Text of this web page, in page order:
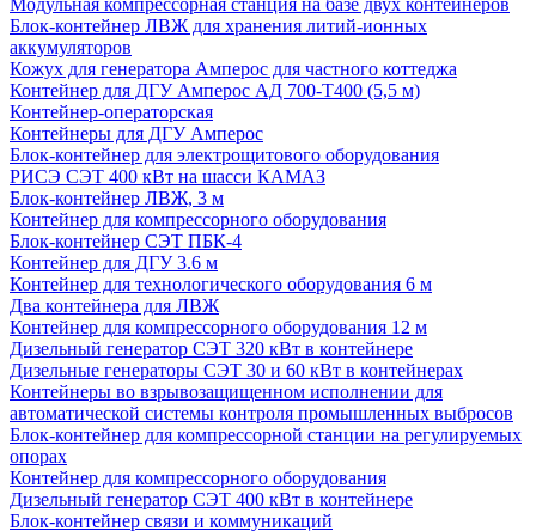
Модульная компрессорная станция на базе двух контейнеров
Блок-контейнер ЛВЖ для хранения литий-ионных
аккумуляторов
Кожух для генератора Амперос для частного коттеджа
Контейнер для ДГУ Амперос АД 700-Т400 (5,5 м)
Контейнер-операторская
Контейнеры для ДГУ Амперос
Блок-контейнер для электрощитового оборудования
РИСЭ СЭТ 400 кВт на шасси КАМАЗ
Блок-контейнер ЛВЖ, 3 м
Контейнер для компрессорного оборудования
Блок-контейнер СЭТ ПБК-4
Контейнер для ДГУ 3.6 м
Контейнер для технологического оборудования 6 м
Два контейнера для ЛВЖ
Контейнер для компрессорного оборудования 12 м
Дизельный генератор СЭТ 320 кВт в контейнере
Дизельные генераторы СЭТ 30 и 60 кВт в контейнерах
Контейнеры во взрывозащищенном исполнении для
автоматической системы контроля промышленных выбросов
Блок-контейнер для компрессорной станции на регулируемых
опорах
Контейнер для компрессорного оборудования
Дизельный генератор СЭТ 400 кВт в контейнере
Блок-контейнер связи и коммуникаций